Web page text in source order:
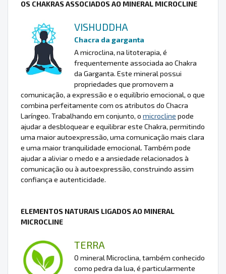
OS CHAKRAS ASSOCIADOS AO MINERAL MICROCLINE
VISHUDDHA
Chacra da garganta
A microclina, na litoterapia, é
frequentemente associada ao Chakra
da Garganta. Este mineral possui
propriedades que promovem a
comunicação, a expressão e o equilíbrio emocional, o que
combina perfeitamente com os atributos do Chacra
Laríngeo. Trabalhando em conjunto, o microcline pode
ajudar a desbloquear e equilibrar este Chakra, permitindo
uma maior autoexpressão, uma comunicação mais clara
e uma maior tranquilidade emocional. Também pode
ajudar a aliviar o medo e a ansiedade relacionados à
comunicação ou à autoexpressão, construindo assim
confiança e autenticidade.
ELEMENTOS NATURAIS LIGADOS AO MINERAL
MICROCLINE
TERRA
O mineral Microclina, também conhecido
como pedra da lua, é particularmente